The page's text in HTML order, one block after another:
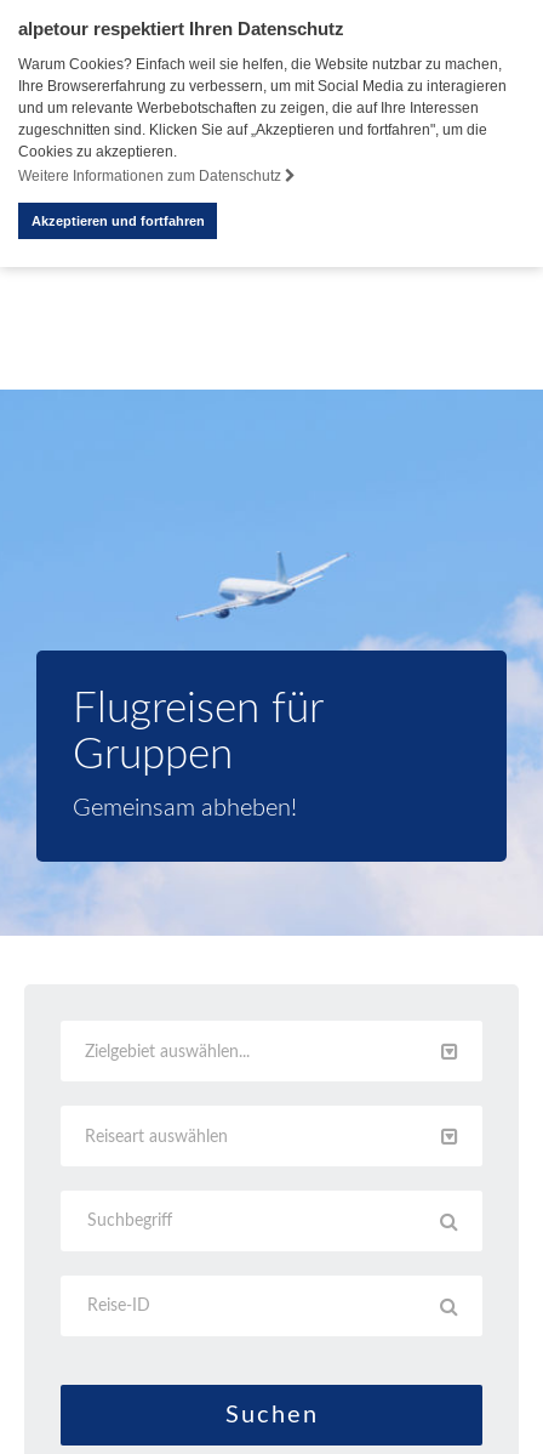
alpetour respektiert Ihren Datenschutz
Warum Cookies? Einfach weil sie helfen, die Website nutzbar zu machen,
Ihre Browsererfahrung zu verbessern, um mit Social Media zu interagieren
und um relevante Werbebotschaften zu zeigen, die auf Ihre Interessen
zugeschnitten sind. Klicken Sie auf „Akzeptieren und fortfahren", um die
Cookies zu akzeptieren.
Weitere Informationen zum Datenschutz
Akzeptieren und fortfahren
Flugreisen für
Gruppen
Gemeinsam abheben!
Zielgebiet auswählen...
Reiseart auswählen